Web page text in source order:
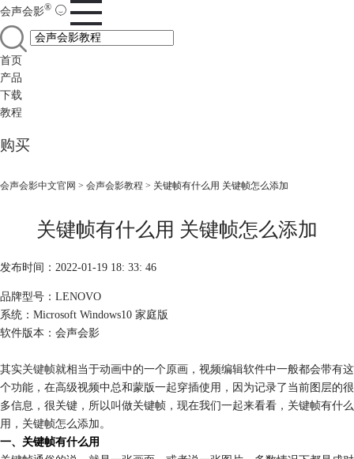
会声会影®
首页
产品
下载
教程
购买
会声会影中文官网 > 会声会影教程 > 关键帧有什么用 关键帧怎么添加
关键帧有什么用 关键帧怎么添加
发布时间：2022-01-19 18: 33: 46
品牌型号：LENOVO
系统：Microsoft Windows10 家庭版
软件版本：会声会影
其实关键帧就相当于动画中的一个原画，视频编辑软件中一般都会带有这
个功能，在高级视频中总和蒙版一起穿插使用，因为记录了当前图层的很
多信息，很关键，所以叫做关键帧，现在我们一起来看看，关键帧有什么
用，关键帧怎么添加。
一、关键帧有什么用